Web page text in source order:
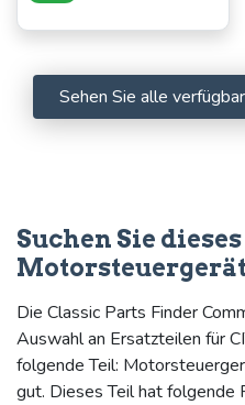
Sehen Sie alle
Suchen Sie
Motorsteuergerät
Die Classic Parts Finder
Auswahl an Ersatzteilen für
folgende Teil:
gut. Dieses Teil hat